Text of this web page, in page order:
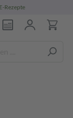
Rezepte